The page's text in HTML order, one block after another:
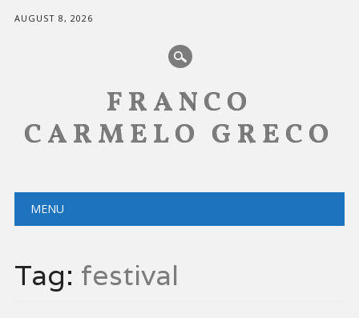
AUGUST 8, 2026
FRANCO
CARMELO GRECO
Main menu
MENU
Tag: festival